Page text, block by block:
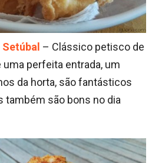
– Clássico petisco de
perfeita entrada, um
da horta, são fantásticos
também são bons no dia